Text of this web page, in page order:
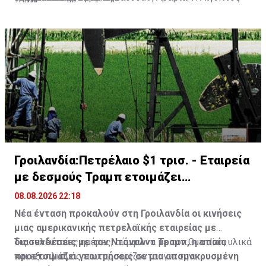
συμφωνία μόλις επιλυθούν ορισμένα τεχνικά θέματα,
δήλωσε.
Γροιλανδία:Πετρέλαιο $1 τρισ. - Εταιρεία
με δεσμούς Τραμπ ετοιμάζει
γεωτρήσεις
08.08.2026 22:18
Νέα ένταση προκαλούν στη Γροιλανδία οι κινήσεις
μιας αμερικανικής πετρελαϊκής εταιρείας με
διασυνδέσεις με τον Ντόναλντ Τραμπ, η οποία
προετοιμάζει γεωτρήσεις σε μια απομακρυσμένη
Τις τελευταίες ημέρες, σύμφωνα με τον Guardian, υλικά
και εξοπλισμός που προορίζονται για την